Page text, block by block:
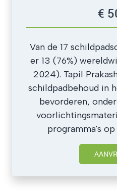
€
Van de 17
er 13 (76%)
2024). Tapil
schildpadbehoud in
bevorderen,
programma's